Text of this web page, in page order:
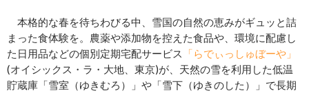
本格的な春を待ちわびる中、雪国の自然の恵みがギュッと詰
まった食体験を。農薬や添加物を控えた食品や、環境に配慮し
た日用品などの個別定期宅配サービス
「らでぃっしゅぼーや」
(オイシックス・ラ・大地、東京)が、天然の雪を利用した低温
貯蔵庫「雪室（ゆきむろ）」や「雪下（ゆきのした）」で長期